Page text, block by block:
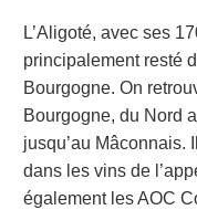
L’Aligoté, avec ses
principalement resté
Bourgogne. On
Bourgogne, du Nord
jusqu’au Mâconnais.
dans les vins de
également les AOC